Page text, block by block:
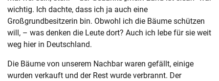
wichtig. Ich dachte, dass ich ja auch eine
Großgrundbesitzerin bin. Obwohl ich die Bäume schützen
will, – was denken die Leute dort? Auch ich lebe für sie weit
weg hier in Deutschland.
Die Bäume von unserem Nachbar waren gefällt, einige
wurden verkauft und der Rest wurde verbrannt. Der